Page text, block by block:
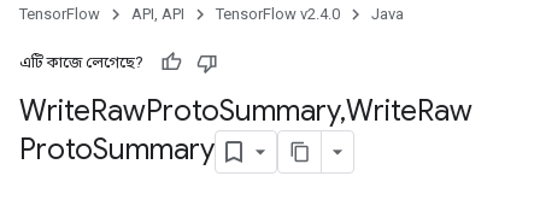
TensorFlow API, API TensorFlow v2.4.0 Java
এটি কাজে লেগেছে?
WriteRawProtoSummary,WriteRaw
ProtoSummary